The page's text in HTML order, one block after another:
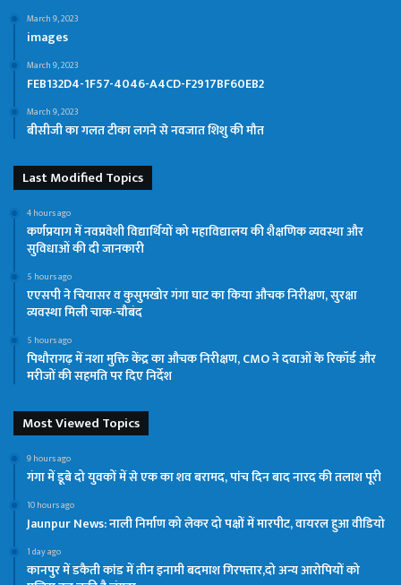
March 9, 2023
images
March 9, 2023
FEB132D4-1F57-4046-A4CD-F2917BF60EB2
March 9, 2023
बीसीजी का गलत टीका लगने से नवजात शिशु की मौत
Last Modified Topics
4 hours ago
कर्णप्रयाग में नवप्रवेशी विद्यार्थियों को महाविद्यालय की शैक्षणिक व्यवस्था और
सुविधाओं की दी जानकारी
5 hours ago
एएसपी ने चियासर व कुसुमखोर गंगा घाट का किया औचक निरीक्षण, सुरक्षा
व्यवस्था मिली चाक-चौबंद
5 hours ago
पिथौरागढ़ में नशा मुक्ति केंद्र का औचक निरीक्षण, CMO ने दवाओं के रिकॉर्ड और
मरीजों की सहमति पर दिए निर्देश
Most Viewed Topics
9 hours ago
गंगा में डूबे दो युवकों में से एक का शव बरामद, पांच दिन बाद नारद की तलाश पूरी
10 hours ago
Jaunpur News: नाली निर्माण को लेकर दो पक्षों में मारपीट, वायरल हुआ वीडियो
1 day ago
कानपुर में डकैती कांड में तीन इनामी बदमाश गिरफ्तार,दो अन्य आरोपियों को